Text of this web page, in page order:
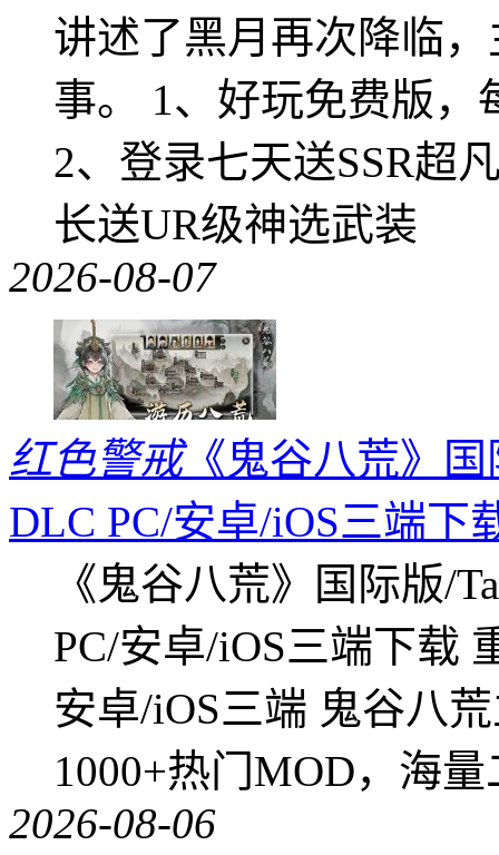
讲述了黑月再次降临
事。 1、好玩免费版，
2、登录七天送SSR超
长送UR级神选武装
2026-08-07
红色警戒《鬼谷八荒》国
DLC PC/安卓/iOS三端下
《鬼谷八荒》国际版/
PC/安卓/iOS三端下载
安卓/iOS三端 鬼谷八
1000+热门MOD，海
2026-08-06